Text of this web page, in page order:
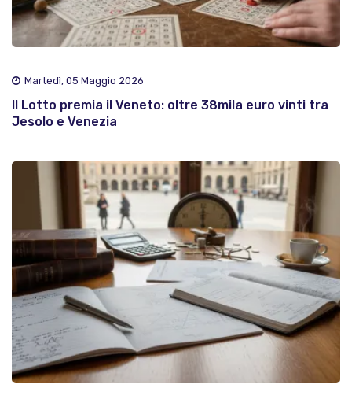
Martedì, 05 Maggio 2026
Il Lotto premia il Veneto: oltre 38mila euro vinti tra
Jesolo e Venezia